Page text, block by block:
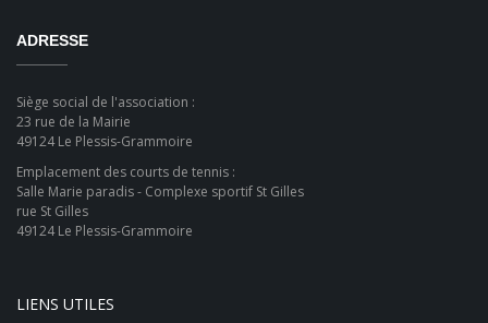
ADRESSE
Siège social de l'association :
23 rue de la Mairie
49124 Le Plessis-Grammoire
Emplacement des courts de tennis :
Salle Marie paradis - Complexe sportif St Gilles
rue St Gilles
49124 Le Plessis-Grammoire
LIENS UTILES